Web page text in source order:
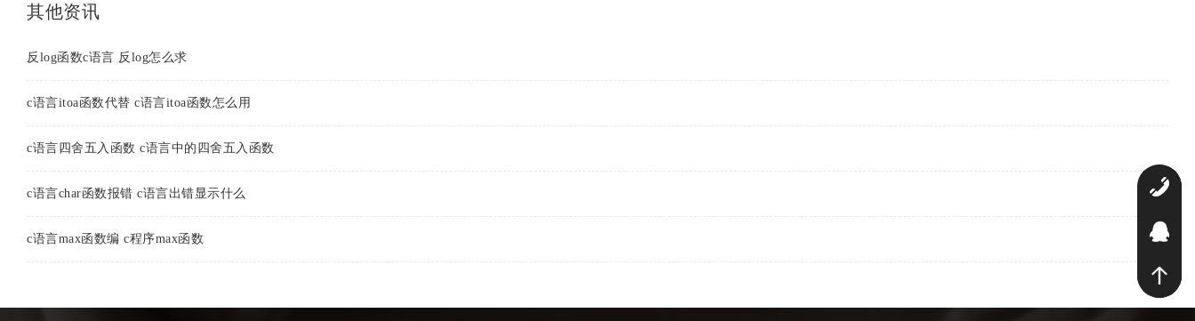
其他资讯
反log函数c语言 反log怎么求
c语言itoa函数代替 c语言itoa函数怎么用
c语言四舍五入函数 c语言中的四舍五入函数
c语言char函数报错 c语言出错显示什么
c语言max函数编 c程序max函数